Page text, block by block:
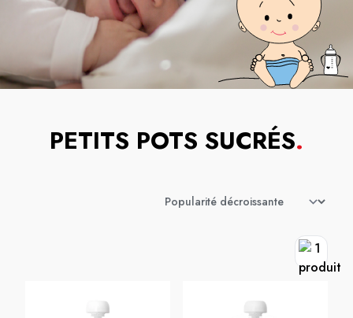
PETITS POTS SUCRÉS.